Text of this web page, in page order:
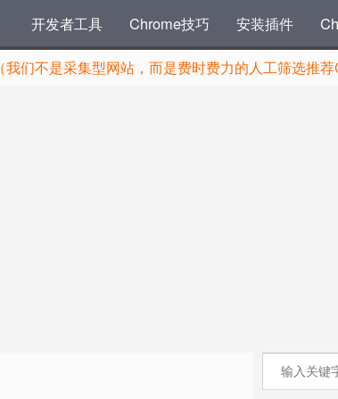
开发者工具 Chrome技巧 安装插件
（我们不是采集型网站，而是费时费力的人工筛选推荐